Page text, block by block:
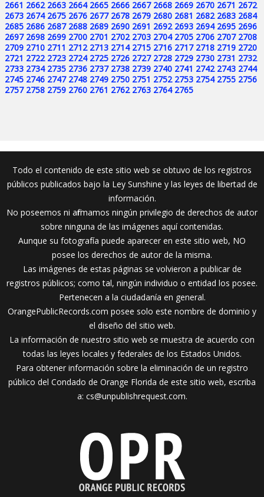
2661 2662 2663 2664 2665 2666 2667 2668 2669 2670 2671 2672
2673 2674 2675 2676 2677 2678 2679 2680 2681 2682 2683 2684
2685 2686 2687 2688 2689 2690 2691 2692 2693 2694 2695 2696
2697 2698 2699 2700 2701 2702 2703 2704 2705 2706 2707 2708
2709 2710 2711 2712 2713 2714 2715 2716 2717 2718 2719 2720
2721 2722 2723 2724 2725 2726 2727 2728 2729 2730 2731 2732
2733 2734 2735 2736 2737 2738 2739 2740 2741 2742 2743 2744
2745 2746 2747 2748 2749 2750 2751 2752 2753 2754 2755 2756
2757 2758 2759 2760 2761 2762 2763 2764 2765
Todo el contenido de este sitio web se obtuvo de los registros
públicos publicados bajo la Ley Sunshine y las leyes de libertad de
información.
No poseemos ni afirmamos ningún privilegio de derechos de autor
sobre ninguna de las imágenes aquí contenidas.
Aunque su fotografía puede aparecer en este sitio web, NO
posee los derechos de autor de la misma.
Las imágenes de estas páginas se volvieron a publicar de
registros públicos; como tal, ningún individuo o entidad los posee.
Pertenecen a la ciudadanía en general.
OrangePublicRecords.com posee solo este nombre de dominio y
el diseño del sitio web.
La información de nuestro sitio web se muestra de acuerdo con
todas las leyes locales y federales de los Estados Unidos.
Para obtener información sobre la eliminación de un registro
público del Condado de Orange Florida de este sitio web, escriba
a: cs@unpublishrequest.com.